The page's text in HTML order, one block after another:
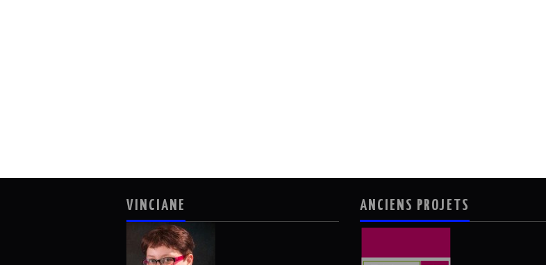
VINCIANE ANCIENS PROJETS